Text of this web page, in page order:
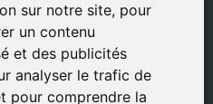
sur notre site, pour
un contenu
et des publicités
analyser le trafic de
pour comprendre la
sur notre site, pour
un contenu
et des publicités
analyser le trafic de
pour comprendre la